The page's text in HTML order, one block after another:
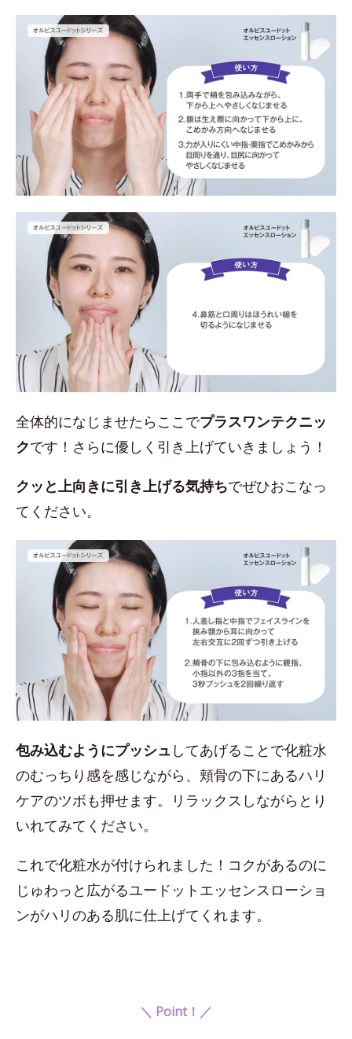
全体的になじませたらここでプラスワンテクニッ
クです！さらに優しく引き上げていきましょう！
クッと上向きに引き上げる気持ちでぜひおこなっ
てください。
包み込むようにプッシュ してあげることで化粧水
のむっちり感を感じながら、頬骨の下にあるハリ
ケアのツボも押せます。リラックスしながらとり
いれてみてください。
これで化粧水が付けられました！コクがあるのに
じゅわっと広がるユードットエッセンスローショ
ンがハリのある肌に仕上げてくれます。
＼ Point！／